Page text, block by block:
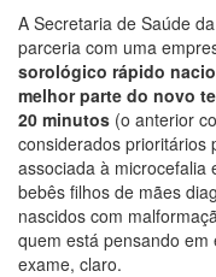
A Secretaria de Saúde
parceria com uma
sorológico rápido
melhor parte do novo
20 minutos (o anterior
considerados prioritários
associada à microcefalia
bebês filhos de mães
nascidos com
quem está pensando
exame, claro.